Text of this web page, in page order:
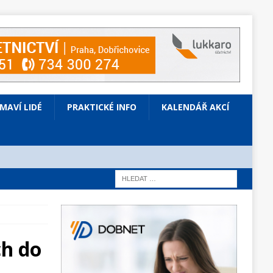
LIDÉ PRAKTICKÉ INFO KALENDÁŘ AKCÍ
do